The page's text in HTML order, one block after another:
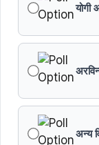
प्रशिक्षु
जड़ों से जुड़े :
प्रत्येक शुक्रवार
हथकरघा,
आत्मनिर्भरता
योगी
अन्य